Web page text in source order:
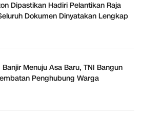
Dipastikan Hadiri Pelantikan Raja
Dokumen Dinyatakan Lengkap
Banjir Menuju Asa Baru, TNI Bangun
Penghubung Warga